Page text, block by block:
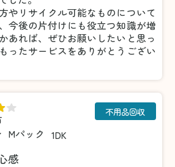
やリサイクル可能なものについて
今後の片付けにも役立つ知識が増
あれば、ぜひお願いしたいと思っ
ったサービスをありがとうござい
Mパック 1DK
不用品回収
感